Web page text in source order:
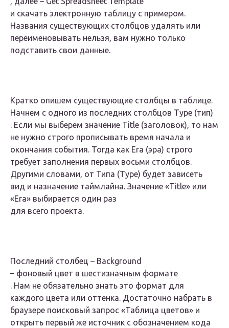
и скачать электронную таблицу с примером.
Названия существующих столбцов удалять или
переименовывать нельзя, вам нужно только
подставить свои данные.
Кратко опишем существующие столбцы в таблице.
Начнем с одного из последних столбцов Type (тип)
. Если мы выберем значение Title (заголовок), то нам
не нужно строго прописывать время начала и
окончания события. Тогда как Era (эра) строго
требует заполнения первых восьми столбцов.
Другими словами, от Типа (Type) будет зависеть
вид и назначение таймлайна. Значение «Title» или
«Era» выбирается один раз
для всего проекта.
Последний столбец – Background
– фоновый цвет в шестизначным формате
. Нам не обязательно знать это формат для
каждого цвета или оттенка. Достаточно набрать в
браузере поисковый запрос «Таблица цветов» и
открыть первый же источник с обозначением кода